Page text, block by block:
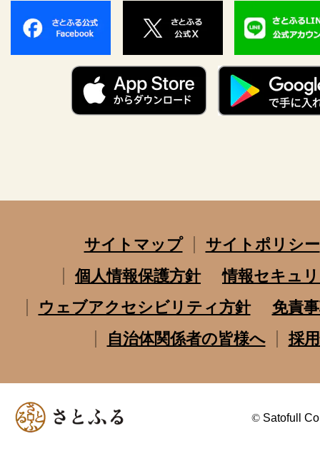
サイトマップ
サイトポリシー
個人情報保護方針
情報セキュ
ウェブアクセシビリティ方針
免責
自治体関係者の皆様へ
採
© Satofull